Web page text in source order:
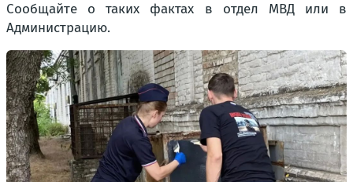
Сообщайте о таких фактах в отдел МВД или в
Администрацию.